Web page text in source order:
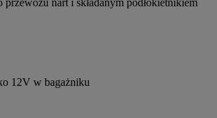
przewozu nart i składanym podłokietnikiem
12V w bagażniku